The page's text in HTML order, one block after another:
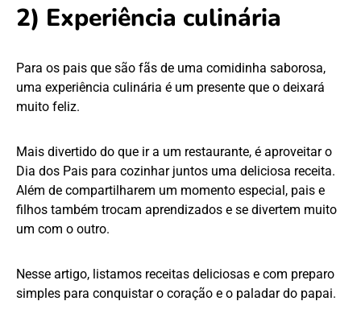
2) Experiência culinária
Para os pais que são fãs de uma comidinha saborosa,
uma experiência culinária é um presente que o deixará
muito feliz.
Mais divertido do que ir a um restaurante, é aproveitar o
Dia dos Pais para cozinhar juntos uma deliciosa receita.
Além de compartilharem um momento especial, pais e
filhos também trocam aprendizados e se divertem muito
um com o outro.
Nesse artigo, listamos receitas deliciosas e com preparo
simples para conquistar o coração e o paladar do papai.